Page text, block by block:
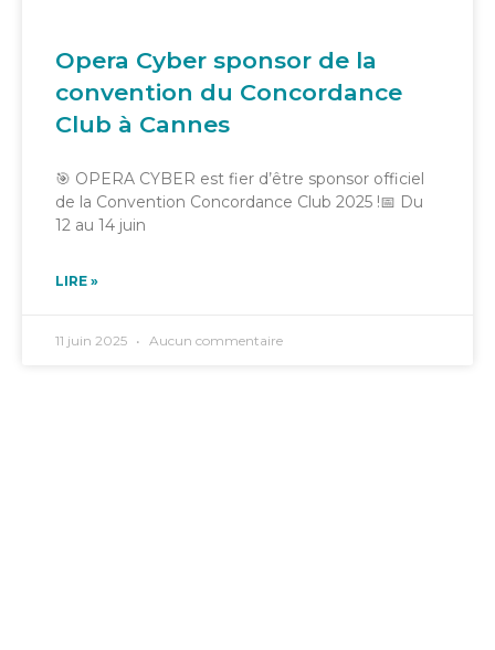
Opera Cyber sponsor de la
convention du Concordance
Club à Cannes
🎯 OPERA CYBER est fier d’être sponsor officiel
de la Convention Concordance Club 2025 !📅 Du
12 au 14 juin
LIRE »
11 juin 2025 Aucun commentaire